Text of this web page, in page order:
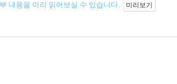
내용을 미리 읽어보실 수 있습니다. 미리보기